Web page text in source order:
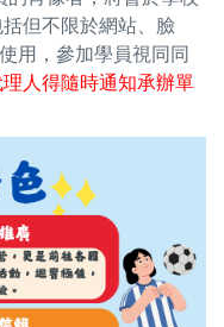
但不限於網站、臉
用，參加學員視同同
人得隨時通知承辦單